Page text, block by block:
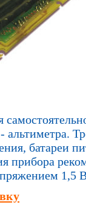
альтиметра.
батареи
1,5